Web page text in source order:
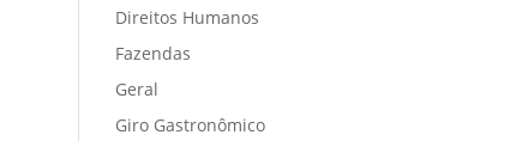
Direitos Humanos
Fazendas
Geral
Giro Gastronômico